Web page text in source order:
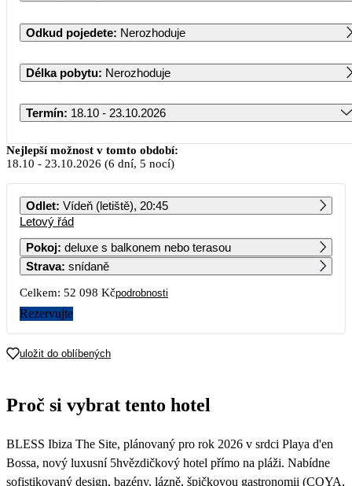
Odkud pojedete: Nerozhoduje
Délka pobytu: Nerozhoduje
Termín: 18.10 - 23.10.2026
Říjen 2026
PO ÚT ST ČT PÁ SO NE
53 499 46 939 34 599 33 049
5 6
12
19 20
Nejlepší možnost v tomto období:
18.10 - 23.10.2026 (6 dní, 5 nocí)
Odlet: Vídeň (letiště), 20:45
Letový řád
Pokoj:
deluxe s balkonem nebo terasou
Strava: snídaně
Celkem: 52 098 Kčpodrobnosti
Rezervujte
uložit do oblíbených
Proč si vybrat tento hotel
BLESS Ibiza The Site, plánovaný pro rok 2026 v srdci Playa d'en
Bossa, nový luxusní 5hvězdičkový hotel přímo na pláži. Nabídne
sofistikovaný design, bazény, lázně, špičkovou gastronomii (COYA,